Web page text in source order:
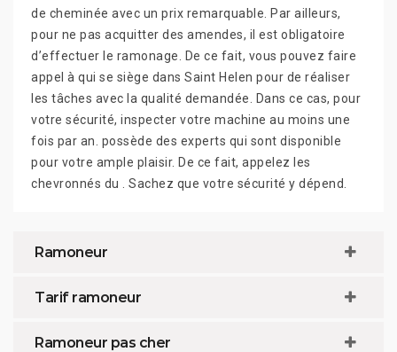
de cheminée avec un prix remarquable. Par ailleurs,
pour ne pas acquitter des amendes, il est obligatoire
d’effectuer le ramonage. De ce fait, vous pouvez faire
appel à qui se siège dans Saint Helen pour de réaliser
les tâches avec la qualité demandée. Dans ce cas, pour
votre sécurité, inspecter votre machine au moins une
fois par an. possède des experts qui sont disponible
pour votre ample plaisir. De ce fait, appelez les
chevronnés du . Sachez que votre sécurité y dépend.
Ramoneur
Tarif ramoneur
Ramoneur pas cher